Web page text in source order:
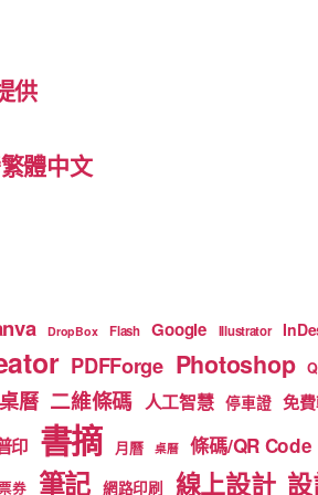
供
體中文
DropBox Flash Google Illustrator
PDFForge Photoshop
曆 二維條碼 人工智慧 停車證 免
印 書摘 月曆 桌曆 條碼/QR Code
券 筆記 網路印刷 線上設計